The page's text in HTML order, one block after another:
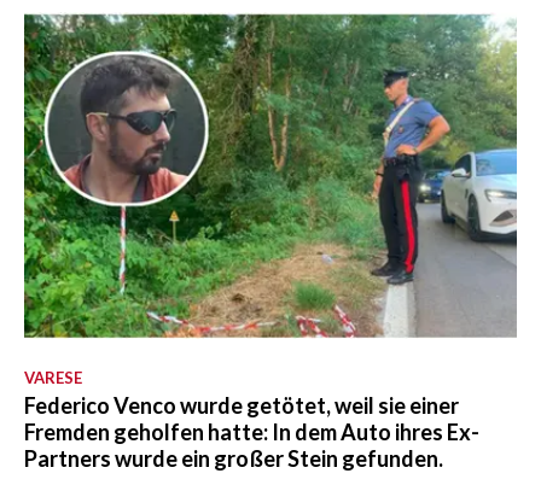
VARESE
Federico Venco wurde getötet, weil sie einer
Fremden geholfen hatte: In dem Auto ihres Ex-
Partners wurde ein großer Stein gefunden.